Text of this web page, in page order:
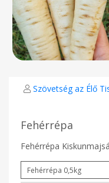
Szövetség az Élő
Fehérrépa
Fehérrépa